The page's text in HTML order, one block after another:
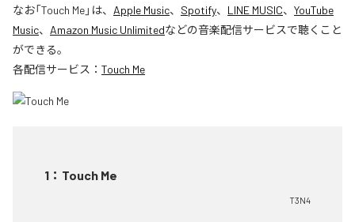
なお「Touch Me」は、 Apple Music、 Spotify、 LINE MUSIC、 YouTube
Music、 Amazon Music Unlimitedなどの音楽配信サービスで聴くこと
ができる。
各配信サービス： Touch Me
1 ： Touch Me
T3N4